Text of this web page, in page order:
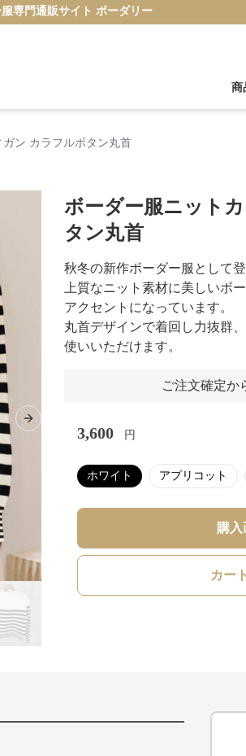
専門通販サイト ボーダリー
商
ン カラフルボタン丸首
Next slide
ボーダー服ニット
タン丸首
秋冬の新作ボーダー服として
上質なニット素材に美しいボ
アクセントになっています。
丸首デザインで着回し力抜群
使いいただけます。
ご注文確定か
3,600 円
ホワイト アプリコット
購
カー